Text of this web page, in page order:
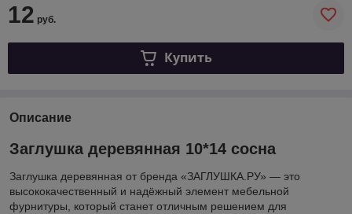
12 руб.
Купить
Описание
Заглушка деревянная 10*14 сосна
Заглушка деревянная от бренда «ЗАГЛУШКА.РУ» — это
высококачественный и надёжный элемент мебельной
фурнитуры, который станет отличным решением для